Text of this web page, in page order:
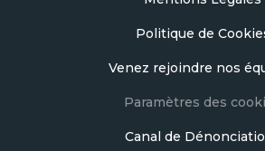
Politique de
Venez rejoindre nos
Paramètres des
Canal de